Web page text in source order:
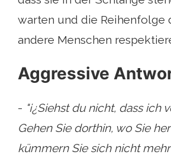
warten und die Reihenfolge
andere Menschen
Aggressive
- "¡¿Siehst du nicht, dass ich
Gehen Sie dorthin, wo Sie
kümmern Sie sich nicht